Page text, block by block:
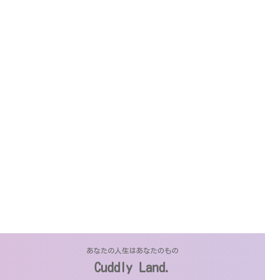
あなたの人生はあなたのもの
Cuddly Land.